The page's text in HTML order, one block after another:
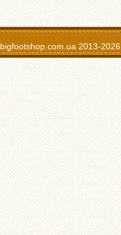
bigfootshop.com.ua 2013-2026